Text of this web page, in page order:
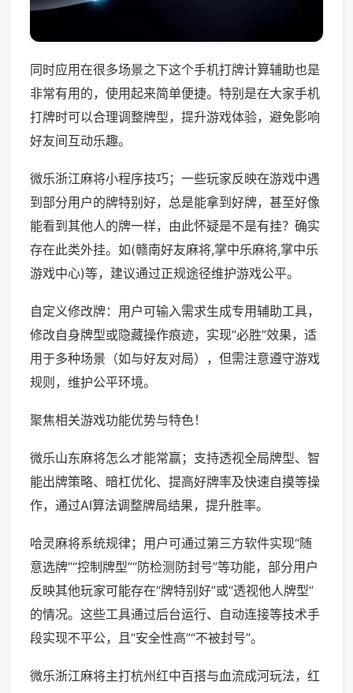
同时应用在很多场景之下这个手机打牌计算辅助也是
非常有用的，使用起来简单便捷。特别是在大家手机
打牌时可以合理调整牌型，提升游戏体验，避免影响
好友间互动乐趣。
微乐浙江麻将小程序技巧；一些玩家反映在游戏中遇
到部分用户的牌特别好，总是能拿到好牌，甚至好像
能看到其他人的牌一样，由此怀疑是不是有挂？确实
存在此类外挂。如(赣南好友麻将,掌中乐麻将,掌中乐
游戏中心)等，建议通过正规途径维护游戏公平。
自定义修改牌：用户可输入需求生成专用辅助工具，
修改自身牌型或隐藏操作痕迹，实现“必胜”效果，适
用于多种场景（如与好友对局），但需注意遵守游戏
规则，维护公平环境。
聚焦相关游戏功能优势与特色！
微乐山东麻将怎么才能常赢；支持透视全局牌型、智
能出牌策略、暗杠优化、提高好牌率及快速自摸等操
作，通过AI算法调整牌局结果，提升胜率。
哈灵麻将系统规律；用户可通过第三方软件实现“随
意选牌”“控制牌型”“防检测防封号”等功能，部分用户
反映其他玩家可能存在“牌特别好”或“透视他人牌型”
的情况。这些工具通过后台运行、自动连接等技术手
段实现不平公，且“安全性高”“不被封号”。
微乐浙江麻将主打杭州红中百搭与血流成河玩法，红